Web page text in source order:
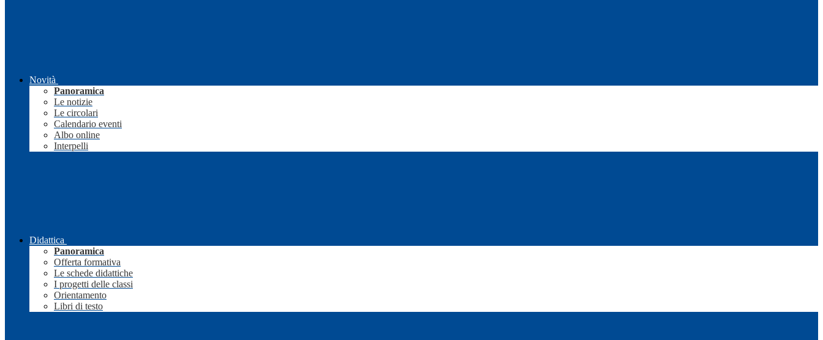
Novità
Panoramica
Le notizie
Le circolari
Calendario eventi
Albo online
Interpelli
Didattica
Panoramica
Offerta formativa
Le schede didattiche
I progetti delle classi
Orientamento
Libri di testo